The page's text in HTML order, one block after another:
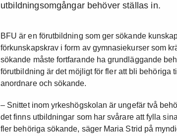
utbildningsomgångar behöver ställas in.
BFU är en förutbildning som ger sökande
förkunskapskrav i form av gymnasiekurser som
sökande måste fortfarande ha grundläggande
förutbildning är det möjligt för fler att bli behöriga
anordnare och sökande.
– Snittet inom yrkeshögskolan är ungefär två
det finns utbildningar som har svårare att fylla
fler behöriga sökande, säger Maria Strid på